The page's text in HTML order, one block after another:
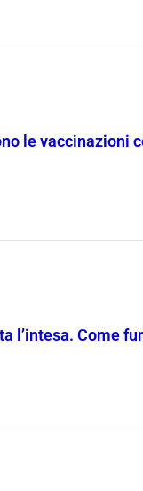
le vaccinazioni
l’intesa. Come